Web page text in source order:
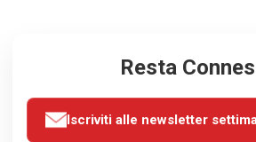
Resta
Iscriviti alle newsletter